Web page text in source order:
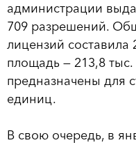
администрации
709 разрешений.
лицензий
площадь — 213,8
предназначены для
единиц.
В свою очередь, в